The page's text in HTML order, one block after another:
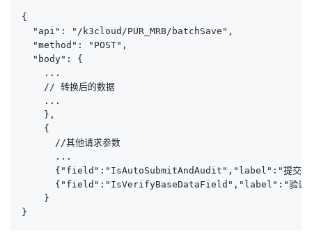
{
  "api": "/k3cloud/PUR_MRB/batchSave",
  "method": "POST",
  "body": {
    ...
    // 转换后的数据
    ...
    },
    {
      //其他请求参数
      ...
{"field":"IsAutoSubmitAndAudit","label":"提交
{"field":"IsVerifyBaseDataField","label":"验证
    }
}